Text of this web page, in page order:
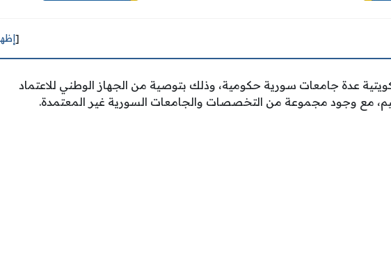
[
عدة جامعات سورية حكومية، وذلك بتوصية من الجهاز الوطني للاعتماد
مع وجود مجموعة من التخصصات والجامعات السورية غير المعتمدة.